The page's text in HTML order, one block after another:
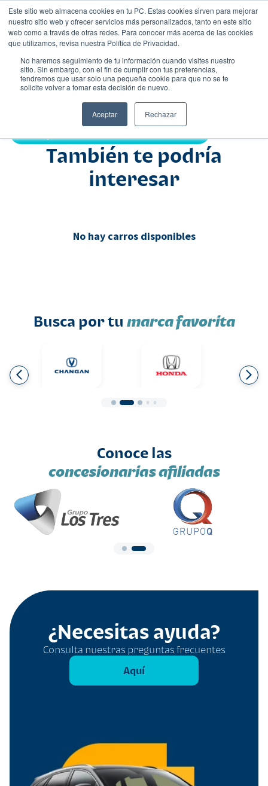
Este sitio web almacena cookies en tu PC. Estas cookies sirven para mejorar
nuestro sitio web y ofrecer servicios más personalizados, tanto en este sitio
web como a través de otras redes. Para conocer más acerca de las cookies
que utilizamos, revisa nuestra Política de Privacidad.
No haremos seguimiento de tu información cuando visites nuestro
sitio. Sin embargo, con el fin de cumplir con tus preferencias,
tendremos que usar solo una pequeña cookie para que no se te
solicite volver a tomar esta decisión de nuevo.
Aceptar Rechazar
Nombre
También te podría
interesar
No hay carros disponibles
Busca por tu marca favorita
Conoce las
concesionarias afiliadas
¿Necesitas ayuda?
Consulta nuestras preguntas frecuentes
Aquí